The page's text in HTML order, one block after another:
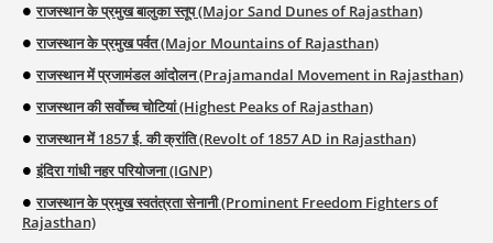
राजस्थान के प्रमुख बालुका स्तूप (Major Sand Dunes of Rajasthan)
राजस्थान के प्रमुख पर्वत (Major Mountains of Rajasthan)
राजस्थान में प्रजामंडल आंदोलन (Prajamandal Movement in Rajasthan)
राजस्थान की सर्वोच्च चोटियां (Highest Peaks of Rajasthan)
राजस्थान में 1857 ई. की क्रांति (Revolt of 1857 AD in Rajasthan)
इंदिरा गांधी नहर परियोजना (IGNP)
राजस्थान के प्रमुख स्वतंत्रता सेनानी (Prominent Freedom Fighters of
Rajasthan)